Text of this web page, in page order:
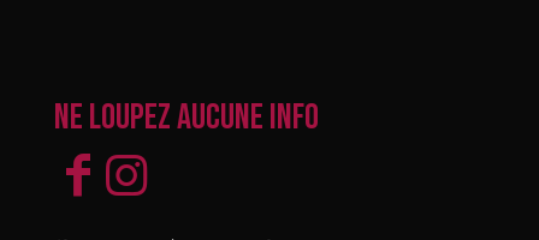
Ne loupez aucune info